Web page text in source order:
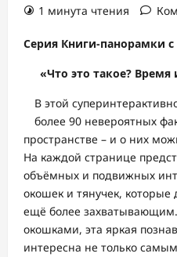
1 минута чтения
Серия Книги-панорамки
«Что это такое? Время
В этой
более 90 невероятных
пространстве – и о них
На каждой странице
объёмных и подвижных
окошек и тянучек, которые
ещё более захватывающим.
окошками, эта яркая
интересна не только